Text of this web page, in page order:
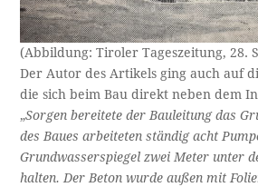
(Abbildung: Tiroler Tageszeitung, 28.
Der Autor des Artikels ging auch auf
die sich beim Bau direkt neben dem
„Sorgen bereitete der Bauleitung das
des Baues arbeiteten ständig acht
Grundwasserspiegel zwei Meter unter
halten. Der Beton wurde außen mit